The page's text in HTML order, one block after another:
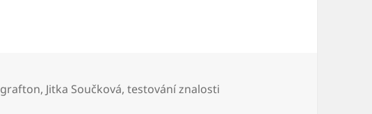
Štítky:
grafton, Jitka Součková,testování znalosti